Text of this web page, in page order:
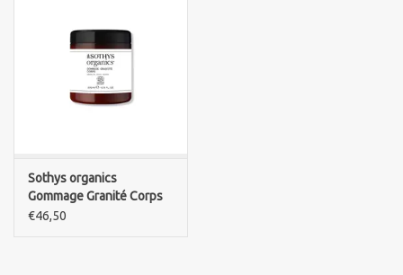
Sothys organics
Gommage Granité Corps
€46,50